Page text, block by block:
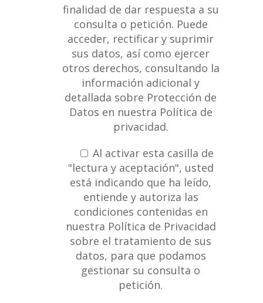
finalidad de dar respuesta a su
consulta o petición. Puede
acceder, rectificar y suprimir
sus datos, así como ejercer
otros derechos, consultando la
información adicional y
detallada sobre Protección de
Datos en nuestra Política de
privacidad.
Al activar esta casilla de
"lectura y aceptación", usted
está indicando que ha leído,
entiende y autoriza las
condiciones contenidas en
nuestra Política de Privacidad
sobre el tratamiento de sus
datos, para que podamos
gestionar su consulta o
petición.